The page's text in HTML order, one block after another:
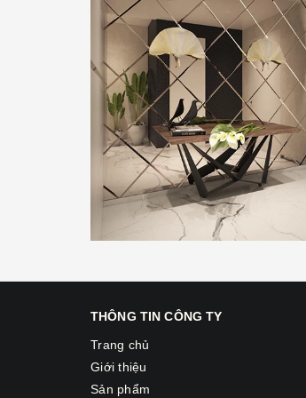
THÔNG TIN CÔNG TY
Trang chủ
Giới thiệu
Sản phẩm